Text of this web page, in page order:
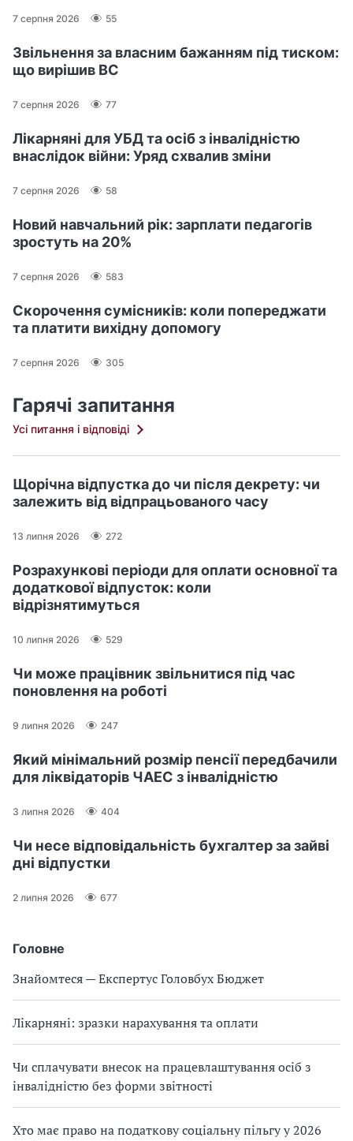
Головне
Знайомтеся — Експертус Головбух Бюджет
Лікарняні: зразки нарахування та оплати
Чи сплачувати внесок на працевлаштування осіб з
інвалідністю без форми звітності
Хто має право на податкову соціальну пільгу у 2026
7 серпня 2026 55
Звільнення за власним бажанням під тиском:
що вирішив ВС
7 серпня 2026 77
Лікарняні для УБД та осіб з інвалідністю
внаслідок війни: Уряд схвалив зміни
7 серпня 2026 58
Новий навчальний рік: зарплати педагогів
зростуть на 20%
7 серпня 2026 583
Скорочення сумісників: коли попереджати
та платити вихідну допомогу
7 серпня 2026 305
Гарячі запитання
Усі питання і відповіді
Щорічна відпустка до чи після декрету: чи
залежить від відпрацьованого часу
13 липня 2026 272
Розрахункові періоди для оплати основної та
додаткової відпусток: коли
відрізнятимуться
10 липня 2026 529
Чи може працівник звільнитися під час
поновлення на роботі
9 липня 2026 247
Який мінімальний розмір пенсії передбачили
для ліквідаторів ЧАЕС з інвалідністю
3 липня 2026 404
Чи несе відповідальність бухгалтер за зайві
дні відпустки
2 липня 2026 677